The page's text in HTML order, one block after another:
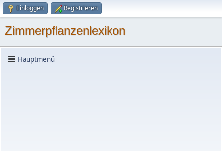
Einloggen Registrieren
Zimmerpflanzenlexikon
Hauptmenü